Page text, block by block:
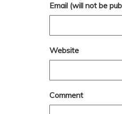
Email (will not be
Website
Comment